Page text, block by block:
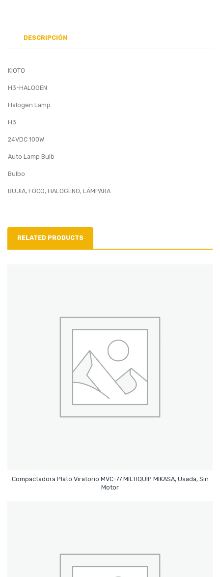
DESCRIPCIÓN
KIOTO
H3-HALOGEN
Halogen Lamp
H3
24VDC 100W
Auto Lamp Bulb
Bulbo
BUJIA, FOCO, HALOGENO, LÁMPARA
RELATED PRODUCTS
Compactadora Plato Viratorio MVC-77 MILTIQUIP MIKASA, Usada, Sin
Motor
Leer Más